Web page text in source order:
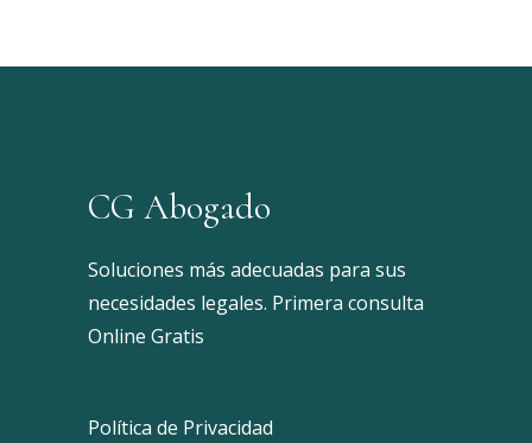
CG Abogado
Soluciones más adecuadas para sus
necesidades legales. Primera consulta
Online Gratis
Política de Privacidad